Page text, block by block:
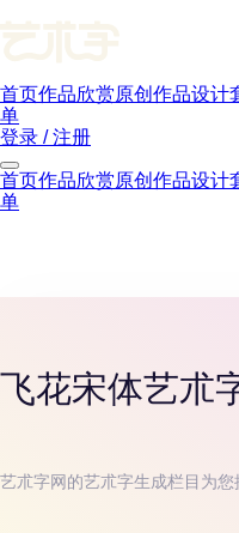
首页作品欣赏原创作品设计
单
登录 / 注册
首页作品欣赏原创作品设计
单
飞花宋体艺朮
艺朮字网的艺朮字生成栏目为您